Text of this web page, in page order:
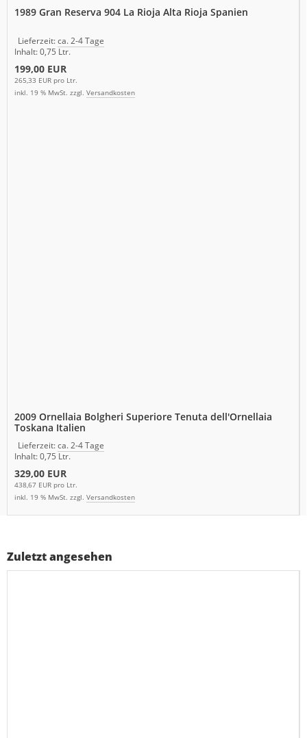
1989 Gran Reserva 904 La Rioja Alta Rioja Spanien
Lieferzeit:ca. 2-4 Tage
Inhalt: 0,75 Ltr.
199,00 EUR
265,33 EUR pro Ltr.
inkl. 19 % MwSt. zzgl. Versandkosten
2009 Ornellaia Bolgheri Superiore Tenuta dell'Ornellaia
Toskana Italien
Lieferzeit:ca. 2-4 Tage
Inhalt: 0,75 Ltr.
329,00 EUR
438,67 EUR pro Ltr.
inkl. 19 % MwSt. zzgl. Versandkosten
Zuletzt angesehen